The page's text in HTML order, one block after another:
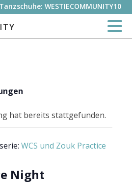
WESTIECOMMUNITY10
hat bereits stattgefunden.
WCS und Zouk Practice
Night